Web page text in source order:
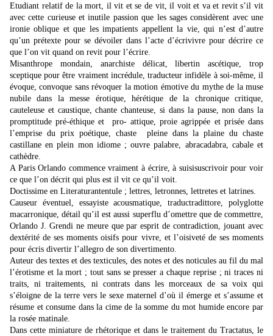
Etudiant relatif de la mort, il vit et se de vit, il voit et va et revit s’il vit
avec cette curieuse et inutile passion que les sages considèrent avec une
ironie oblique et que les impatients appellent la vie, qui n’est d’autre
qu’un prétexte pour se dévoiler dans l’acte d’écrivivre pour décrire ce
que l’on vit quand on revit pour l’écrire.
Misanthrope mondain, anarchiste délicat, libertin ascétique, trop
sceptique pour être vraiment incrédule, traducteur infidèle à soi-même, il
évoque, convoque sans révoquer la motion émotive du mythe de la muse
nubile dans la messe érotique, hérétique de la chronique critique,
cauteleuse et caustique, chante chanteuse, si dans la pause, non dans la
promptitude pré-éthique et pro- attique, proie agrippée et prisée dans
l’emprise du prix poétique, chaste pleine dans la plaine du chaste
castillane en plein mon idiome ; ouvre palabre, abracadabra, cabale et
cathèdre.
A Paris Orlando commence vraiment à écrire, à suisisuscrivoir pour voir
ce que l’on décrit qui plus est il vit ce qu’il voit.
Doctissime en Literaturantentule ; lettres, letronnes, lettretes et latrines.
Causeur éventuel, essayiste acousmatique, traductradittore, polyglotte
macarronique, détail qu’il est aussi superflu d’omettre que de commettre,
Orlando J. Grendi ne meure que par esprit de contradiction, jouant avec
dextérité de ses moments oisifs pour vivre, et l’oisiveté de ses moments
pour écris divertir l’allegro de son divertimento.
Auteur des textes et des texticules, des notes et des noticules au fil du mal
l’érotisme et la mort ; tout sans se presser a chaque reprise ; ni traces ni
traits, ni traitements, ni contrats dans les morceaux de sa voix qui
s’éloigne de la terre vers le sexe maternel d’où il émerge et s’assume et
résume et consume dans la cime de la somme du mot humide encore par
la rosée matinale.
Dans cette miniature de rhétorique et dans le traitement du Tractatus, le